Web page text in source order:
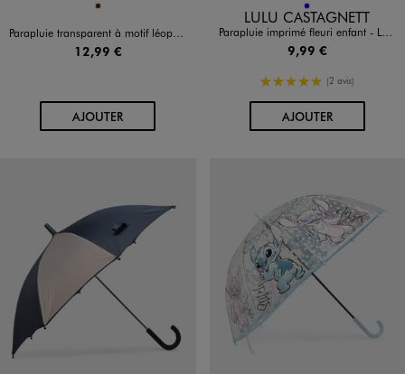
Disponible en 1 coloris
MARRON
Parapluie transparent à motif léopard adulte
12,99 €
AJOUTERAU PANIER
Disponible en 1 coloris
BLEU
LULU CASTAGNETT
Parapluie imprimé fleuri enfant - LuluCastagnette
9,99 €
5/5 de moyenne
(2 avis)
AJOUTERAU PANIER